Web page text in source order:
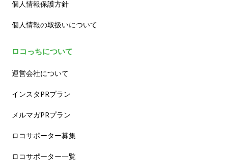
個人情報保護方針
個人情報の取扱いについて
ロコっちについて
運営会社について
インスタPRプラン
メルマガPRプラン
ロコサポーター募集
ロコサポーター一覧